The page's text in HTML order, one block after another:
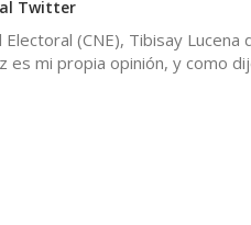
Twitter
(CNE), Tibisay Lucena
es mi propia opinión, y como